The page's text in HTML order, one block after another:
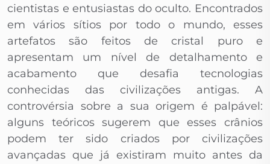
cientistas e entusiastas do oculto. Encontrados
em vários sítios por todo o mundo, esses
artefatos são feitos de cristal puro e
apresentam um nível de detalhamento e
acabamento que desafia tecnologias
conhecidas das civilizações antigas. A
controvérsia sobre a sua origem é palpável:
alguns teóricos sugerem que esses crânios
podem ter sido criados por civilizações
avançadas que já existiram muito antes da